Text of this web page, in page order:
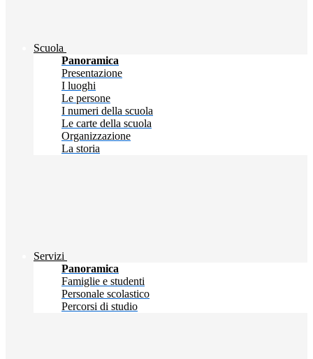
Scuola
Panoramica
Presentazione
I luoghi
Le persone
I numeri della scuola
Le carte della scuola
Organizzazione
La storia
Servizi
Panoramica
Famiglie e studenti
Personale scolastico
Percorsi di studio